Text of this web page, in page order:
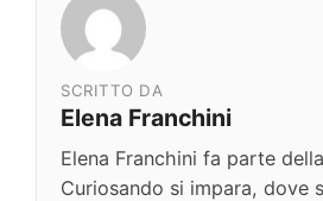
SCRITTO DA
Elena Franchini
Elena Franchini fa parte
Curiosando si impara, dove